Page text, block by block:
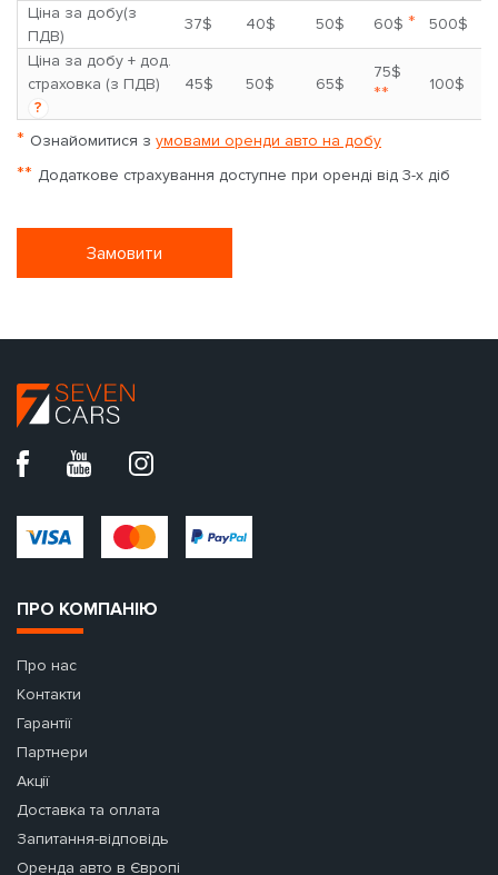
Ціна за добу(з
ПДВ)
37$ 40$ 50$ 60$ *
500$
Ціна за добу + дод.
страховка (з ПДВ)
?
45$ 50$ 65$
75$
** 100$
* Ознайомитися з умовами оренди авто на добу
** Додаткове страхування доступне при оренді від 3-х діб
Замовити
ПРО КОМПАНІЮ
Про нас
Контакти
Гарантії
Партнери
Акції
Доставка та оплата
Запитання-відповідь
Оренда авто в Європі